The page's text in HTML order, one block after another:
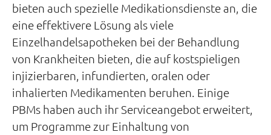
bieten auch spezielle Medikationsdienste an, die
eine effektivere Lösung als viele
Einzelhandelsapotheken bei der Behandlung
von Krankheiten bieten, die auf kostspieligen
injizierbaren, infundierten, oralen oder
inhalierten Medikamenten beruhen. Einige
PBMs haben auch ihr Serviceangebot erweitert,
um Programme zur Einhaltung von